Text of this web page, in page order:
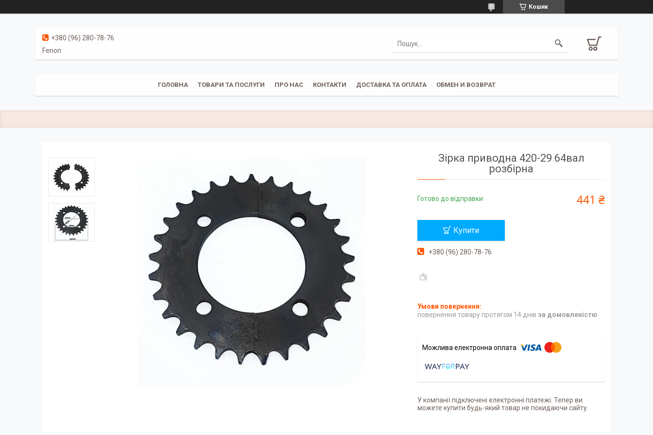
Кошик
+380 (96) 280-78-76
Fenon
ГОЛОВНА ТОВАРИ ТА ПОСЛУГИ ПРО НАС КОНТАКТИ ДОСТАВКА ТА ОПЛАТА ОБМЕН И ВОЗВРАТ
Зірка приводна 420-29 64вал
розбірна
Готово до відправки 441 ₴
Купити
+380 (96) 280-78-76
повернення товару протягом 14 днів за домовленістю
У компанії підключені електронні платежі. Тепер ви
можете купити будь-який товар не покидаючи сайту.